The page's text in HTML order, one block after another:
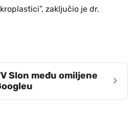
zaključio je dr.
Slon među omiljene
›